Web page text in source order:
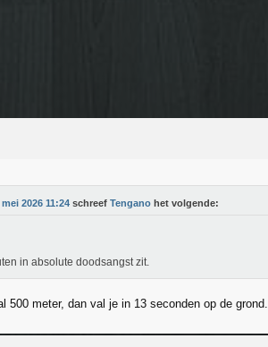
2026 11:24 schreef Tengano het volgende:
in absolute doodsangst zit.
500 meter, dan val je in 13 seconden op de grond.